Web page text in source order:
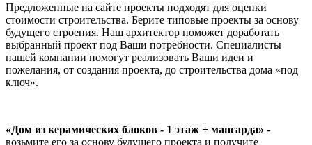
Предложенные на сайте проекты подходят для оценки
стоимости строительства. Берите типовые проекты за основу
будущего строения. Наш архитектор поможет доработать
выбранный проект под Ваши потребности. Специалисты
нашей компании помогут реализовать Ваши идеи и
пожелания, от создания проекта, до строительства дома «под
ключ».
«Дом из керамических блоков - 1 этаж + мансарда» -
возьмите его за основу будущего проекта и получите